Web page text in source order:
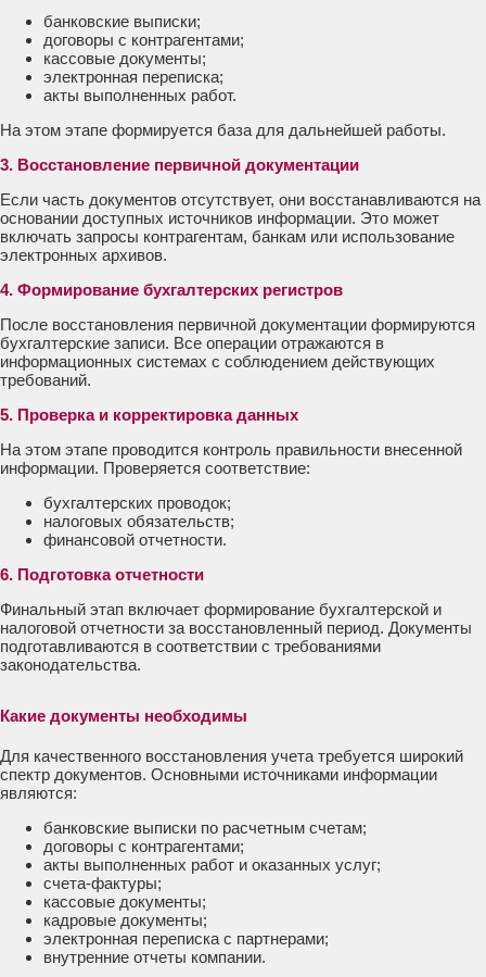
банковские выписки;
договоры с контрагентами;
кассовые документы;
электронная переписка;
акты выполненных работ.
На этом этапе формируется база для дальнейшей работы.
3. Восстановление первичной документации
Если часть документов отсутствует, они восстанавливаются на
основании доступных источников информации. Это может
включать запросы контрагентам, банкам или использование
электронных архивов.
4. Формирование бухгалтерских регистров
После восстановления первичной документации формируются
бухгалтерские записи. Все операции отражаются в
информационных системах с соблюдением действующих
требований.
5. Проверка и корректировка данных
На этом этапе проводится контроль правильности внесенной
информации. Проверяется соответствие:
бухгалтерских проводок;
налоговых обязательств;
финансовой отчетности.
6. Подготовка отчетности
Финальный этап включает формирование бухгалтерской и
налоговой отчетности за восстановленный период. Документы
подготавливаются в соответствии с требованиями
законодательства.
Какие документы необходимы
Для качественного восстановления учета требуется широкий
спектр документов. Основными источниками информации
являются:
банковские выписки по расчетным счетам;
договоры с контрагентами;
акты выполненных работ и оказанных услуг;
счета-фактуры;
кассовые документы;
кадровые документы;
электронная переписка с партнерами;
внутренние отчеты компании.